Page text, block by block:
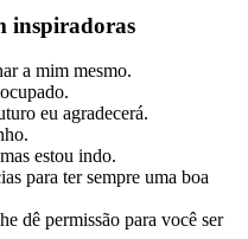
inspiradoras
a mim mesmo.
eu agradecerá.
estou indo.
para ter sempre uma boa
dê permissão para você ser